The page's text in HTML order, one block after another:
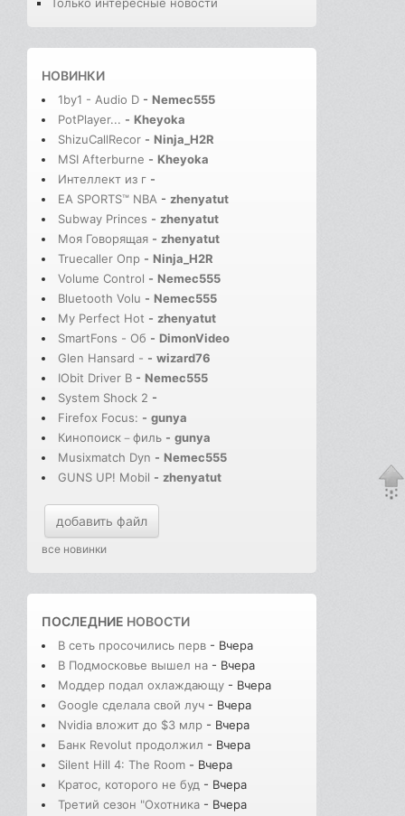
Только интересные новости
НОВИНКИ
1by1 - Audio D - Nemec555
PotPlayer... - Kheyoka
ShizuCallRecor - Ninja_H2R
MSI Afterburne - Kheyoka
Интеллект из г -
EA SPORTS™ NBA - zhenyatut
Subway Princes - zhenyatut
Моя Говорящая - zhenyatut
Truecaller Опр - Ninja_H2R
Volume Control - Nemec555
Bluetooth Volu - Nemec555
My Perfect Hot - zhenyatut
SmartFons - Об - DimonVideo
Glen Hansard - - wizard76
IObit Driver B - Nemec555
System Shock 2 -
Firefox Focus: - gunya
Кинопоиск－филь - gunya
Musixmatch Dyn - Nemec555
GUNS UP! Mobil - zhenyatut
добавить файл
все новинки
ПОСЛЕДНИЕ НОВОСТИ
В сеть просочились перв - Вчера
В Подмосковье вышел на - Вчера
Моддер подал охлаждающу - Вчера
Google сделала свой луч - Вчера
Nvidia вложит до $3 млр - Вчера
Банк Revolut продолжил - Вчера
Silent Hill 4: The Room - Вчера
Кратос, которого не буд - Вчера
Третий сезон "Охотника - Вчера